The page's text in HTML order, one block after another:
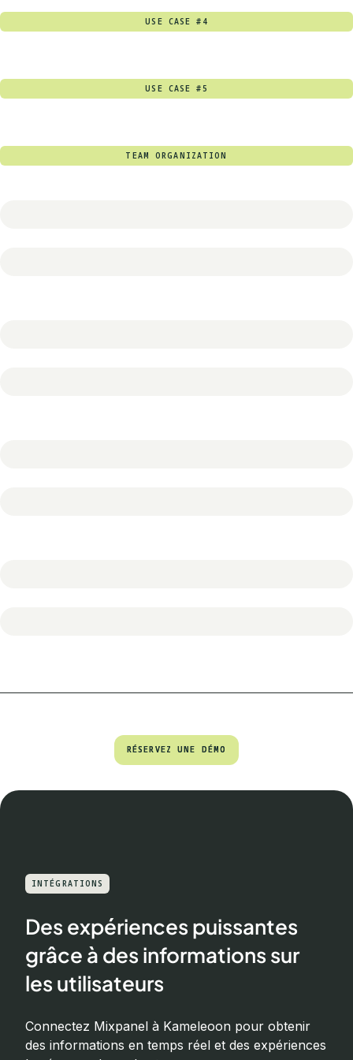
USE CASE #4
USE CASE #5
TEAM ORGANIZATION
RÉSERVEZ UNE DÉMO
RÉSERVEZ UNE DÉMO
INTÉGRATIONS
Des expériences puissantes
grâce à des informations sur
les utilisateurs
Connectez Mixpanel à Kameleoon pour obtenir
des informations en temps réel et des expériences